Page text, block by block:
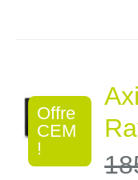
Offre
CEM
!